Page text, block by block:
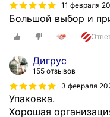
и
р
у
а
11 февраля
Большой выбор и
Дигрус
155 отзывов
3 февраля
Упаковка.
Хорошая